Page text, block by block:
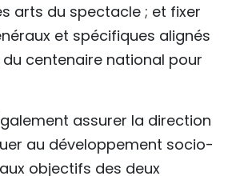
arts du spectacle ; et fixer
et spécifiques alignés
centenaire national pour
assurer la direction
au développement socio-
objectifs des deux